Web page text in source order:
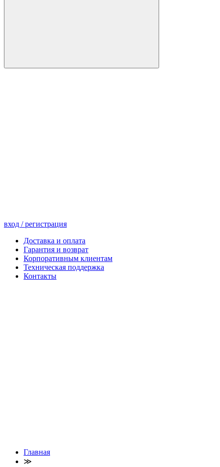
вход / регистрация
Доставка и оплата
Гарантия и возврат
Корпоративным клиентам
Техническая поддержка
Контакты
Главная
≫